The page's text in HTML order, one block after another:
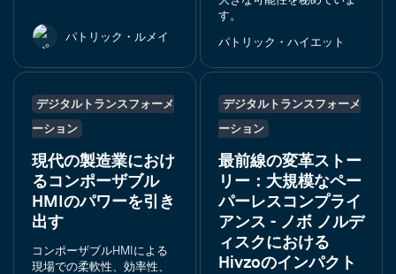
パトリック・ルメイ
す。
パトリック・ハイエット
デジタルトランスフォーメ
ーション
現代の製造業におけ
るコンポーザブル
HMIのパワーを引き
出す
コンポーザブルHMIによる
現場での柔軟性、効率性、
デジタルトランスフォーメ
ーション
最前線の変革ストー
リー：大規模なペー
パーレスコンプライ
アンス - ノボ ノルデ
ィスクにおける
Hivzoのインパクト